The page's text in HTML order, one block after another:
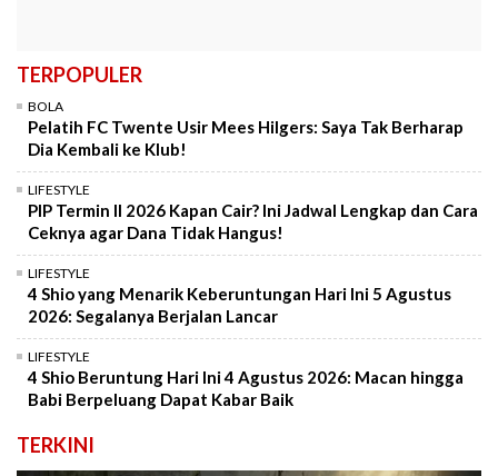
TERPOPULER
BOLA
Pelatih FC Twente Usir Mees Hilgers: Saya Tak Berharap
Dia Kembali ke Klub!
LIFESTYLE
PIP Termin II 2026 Kapan Cair? Ini Jadwal Lengkap dan Cara
Ceknya agar Dana Tidak Hangus!
LIFESTYLE
4 Shio yang Menarik Keberuntungan Hari Ini 5 Agustus
2026: Segalanya Berjalan Lancar
LIFESTYLE
4 Shio Beruntung Hari Ini 4 Agustus 2026: Macan hingga
Babi Berpeluang Dapat Kabar Baik
TERKINI